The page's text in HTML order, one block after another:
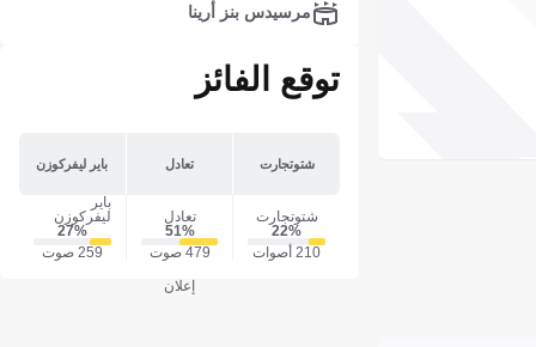
مرسيدس بنز أرينا
توقع الفائز
شتوتجارت تعادل باير ليفركوزن
شتوتجارت
22‎%‎
210 أصوات
تعادل
51‎%‎
479 صوت
باير
ليفركوزن
27‎%‎
259 صوت
إعلان